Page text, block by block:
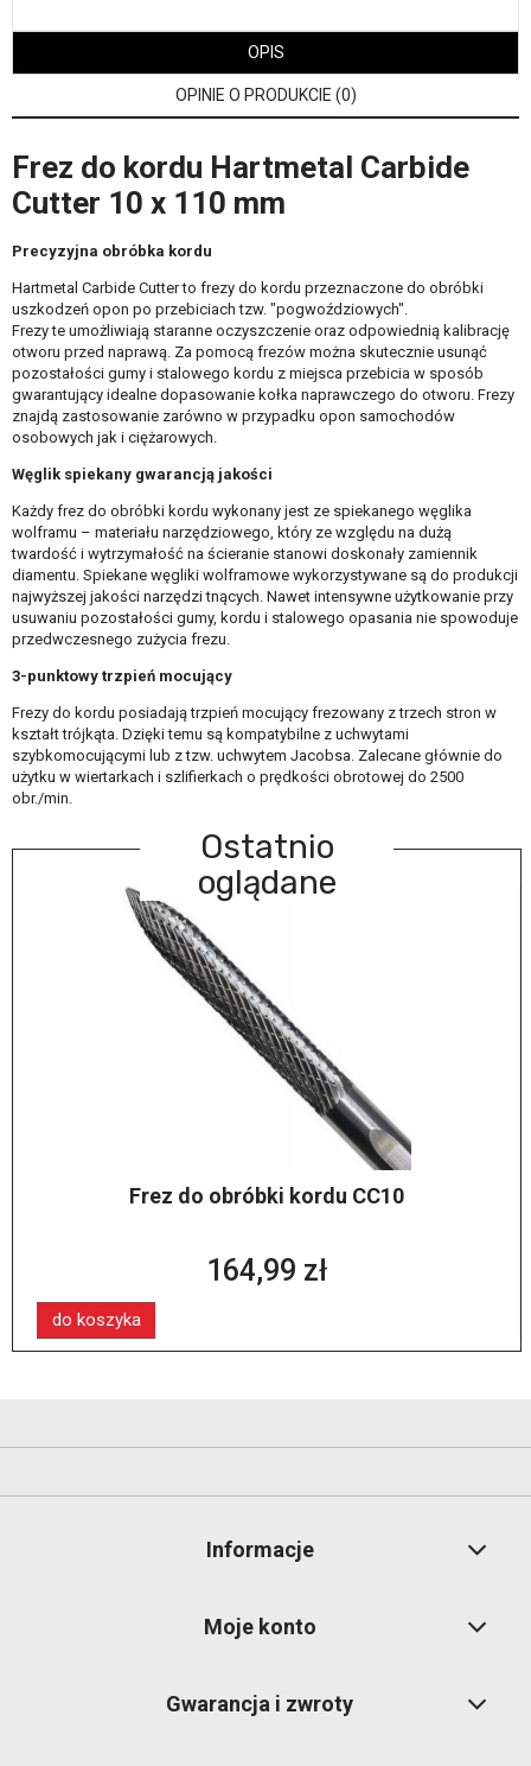
OPIS
OPINIE O PRODUKCIE (0)
Frez do kordu Hartmetal Carbide
Cutter 10 x 110 mm
Precyzyjna obróbka kordu
Hartmetal Carbide Cutter to frezy do kordu przeznaczone do obróbki
uszkodzeń opon po przebiciach tzw. "pogwoździowych".
Frezy te umożliwiają staranne oczyszczenie oraz odpowiednią kalibrację
otworu przed naprawą. Za pomocą frezów można skutecznie usunąć
pozostałości gumy i stalowego kordu z miejsca przebicia w sposób
gwarantujący idealne dopasowanie kołka naprawczego do otworu. Frezy
znajdą zastosowanie zarówno w przypadku opon samochodów
osobowych jak i ciężarowych.
Węglik spiekany gwarancją jakości
Każdy frez do obróbki kordu wykonany jest ze spiekanego węglika
wolframu – materiału narzędziowego, który ze względu na dużą
twardość i wytrzymałość na ścieranie stanowi doskonały zamiennik
diamentu. Spiekane węgliki wolframowe wykorzystywane są do produkcji
najwyższej jakości narzędzi tnących. Nawet intensywne użytkowanie przy
usuwaniu pozostałości gumy, kordu i stalowego opasania nie spowoduje
przedwczesnego zużycia frezu.
3-punktowy trzpień mocujący
Frezy do kordu posiadają trzpień mocujący frezowany z trzech stron w
kształt trójkąta. Dzięki temu są kompatybilne z uchwytami
szybkomocującymi lub z tzw. uchwytem Jacobsa. Zalecane głównie do
użytku w wiertarkach i szlifierkach o prędkości obrotowej do 2500
obr./min.
Ostatnio
oglądane
Frez do obróbki kordu CC10
164,99 zł
do koszyka
Informacje
Moje konto
Gwarancja i zwroty